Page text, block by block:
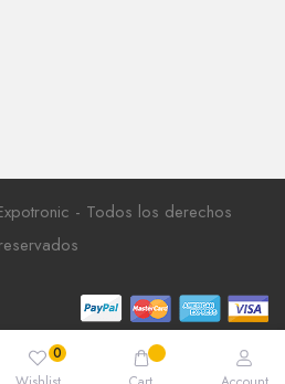
- Todos los derechos
reservados